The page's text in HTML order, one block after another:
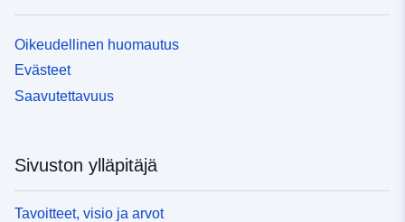
Oikeudellinen huomautus
Evästeet
Saavutettavuus
Sivuston ylläpitäjä
Tavoitteet, visio ja arvot